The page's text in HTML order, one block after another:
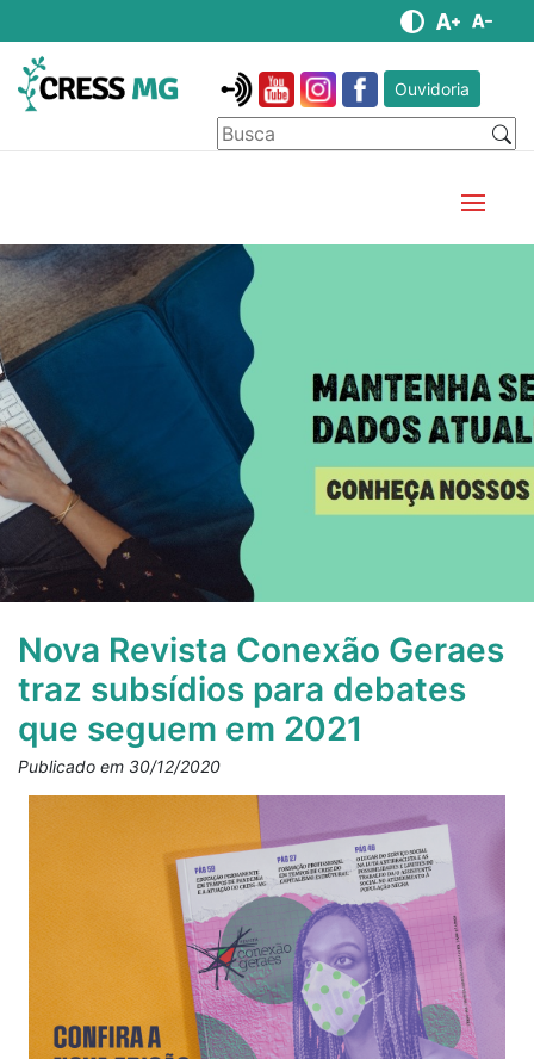
Ouvidoria
Nova Revista Conexão Geraes
traz subsídios para debates
que seguem em 2021
Publicado em 30/12/2020